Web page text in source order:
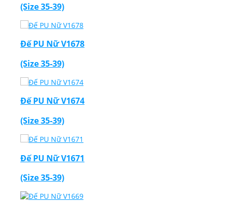
(Size 35-39)
Đế PU Nữ V1678
(Size 35-39)
Đế PU Nữ V1674
(Size 35-39)
Đế PU Nữ V1671
(Size 35-39)